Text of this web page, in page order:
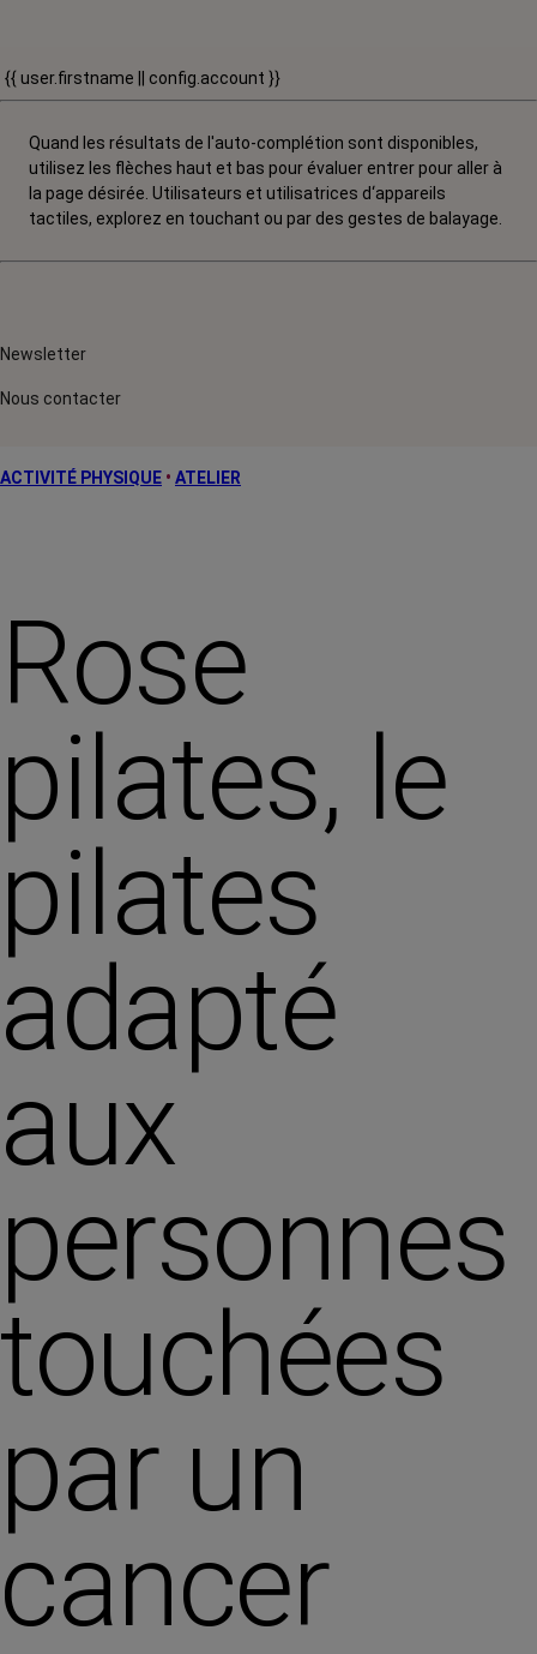
{{ user.firstname || config.account }}
Quand les résultats de l'auto-complétion sont disponibles,
utilisez les flèches haut et bas pour évaluer entrer pour aller à
la page désirée. Utilisateurs et utilisatrices d‘appareils
tactiles, explorez en touchant ou par des gestes de balayage.
Newsletter
Nous contacter
ACTIVITÉ PHYSIQUE • ATELIER
Rose
pilates, le
pilates
adapté
aux
personnes
touchées
par un
cancer